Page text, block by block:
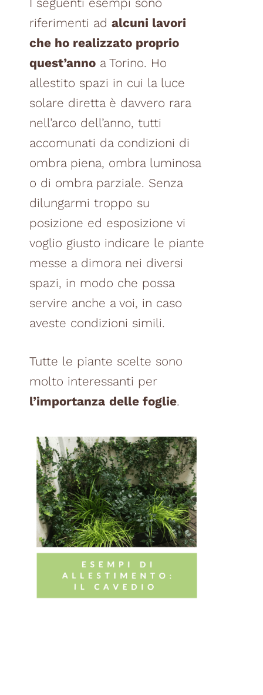
riferimenti ad alcuni lavori
che ho realizzato proprio
quest’anno a Torino. Ho
allestito spazi in cui la luce
solare diretta è davvero rara
nell’arco dell’anno, tutti
accomunati da condizioni di
ombra piena, ombra luminosa
o di ombra parziale. Senza
dilungarmi troppo su
posizione ed esposizione vi
voglio giusto indicare le piante
messe a dimora nei diversi
spazi, in modo che possa
servire anche a voi, in caso
aveste condizioni simili.
Tutte le piante scelte sono
molto interessanti per
l’importanza delle foglie.